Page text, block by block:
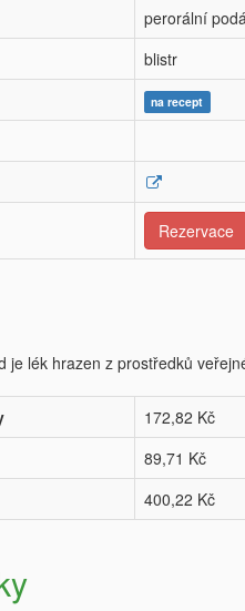
perorální
blistr
na recept
Rezervace
je lék hrazen z prostředků
172,82 Kč
89,71 Kč
400,22 Kč